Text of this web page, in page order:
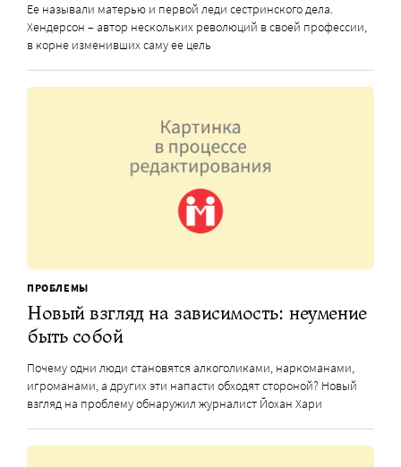
Ее называли матерью и первой леди сестринского дела.
Хендерсон – автор нескольких революций в своей профессии,
в корне изменивших саму ее цель
ПРОБЛЕМЫ
Новый взгляд на зависимость: неумение
быть собой
Почему одни люди становятся алкоголиками, наркоманами,
игроманами, а других эти напасти обходят стороной? Новый
взгляд на проблему обнаружил журналист Йохан Хари